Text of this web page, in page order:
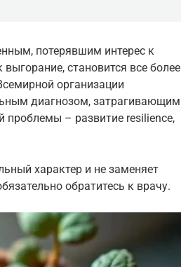
потерявшим интерес к
становится все более
организации
диагнозом, затрагивающим
– развитие resilience,
характер и не заменяет
обратитесь к врачу.